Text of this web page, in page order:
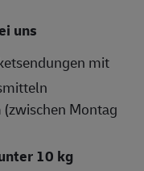
uns
mit
(zwischen Montag
10 kg